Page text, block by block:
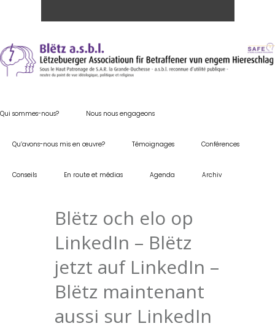
Qui sommes-nous? Nous nous engageons
Qu’avons-nous mis en œuvre? Témoignages Conférences
Conseils En route et médias Agenda Archiv
Blëtz och elo op
LinkedIn – Blëtz
jetzt auf LinkedIn –
Blëtz maintenant
aussi sur LinkedIn